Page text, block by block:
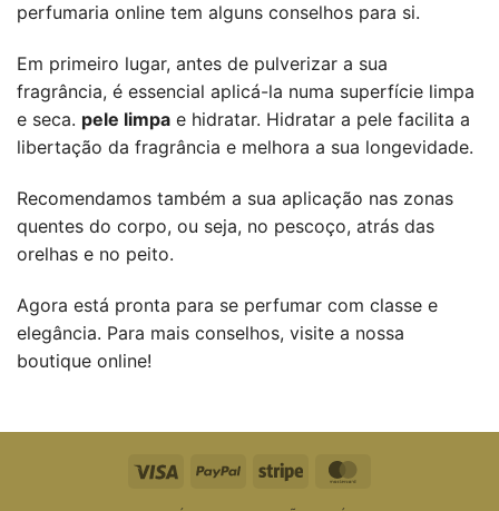
perfumaria online tem alguns conselhos para si.
Em primeiro lugar, antes de pulverizar a sua
fragrância, é essencial aplicá-la numa superfície limpa
e seca. pele limpa e hidratar. Hidratar a pele facilita a
libertação da fragrância e melhora a sua longevidade.
Recomendamos também a sua aplicação nas zonas
quentes do corpo, ou seja, no pescoço, atrás das
orelhas e no peito.
Agora está pronta para se perfumar com classe e
elegância. Para mais conselhos, visite a nossa
boutique online!
Visto PayPal Riscas